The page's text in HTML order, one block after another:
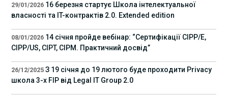
29/01/2026 16 березня стартує Школа інтелектуальної
власності та IT-контрактів 2.0. Extended edition
08/01/2026 14 січня пройде вебінар: “Сертифікації СІРР/Е,
CIPP/US, CIPT, CIPM. Практичний досвід”
26/12/2025 З 19 січня до 19 лютого буде проходити Privacy
школа 3-х FIP від Legal IT Group 2.0